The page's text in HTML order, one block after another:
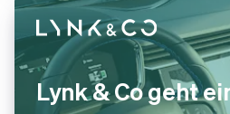
Lynk & Co geht